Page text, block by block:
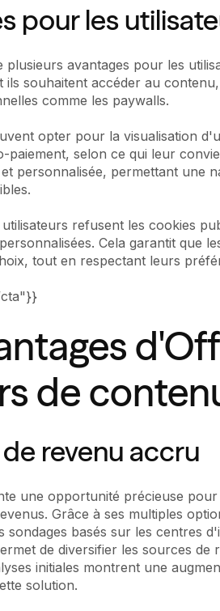
pour les
plusieurs avantages pour les
ils souhaitent accéder au
comme les paywalls.
opter pour la visualisation
paiement, selon ce qui leur
personnalisée, permettant une
refusent les cookies
Cela garantit que
tout en respectant leurs
de
revenu accru
une opportunité précieuse
Grâce à ses multiples
sondages basés sur les centres
de diversifier les sources
initiales montrent une
solution.